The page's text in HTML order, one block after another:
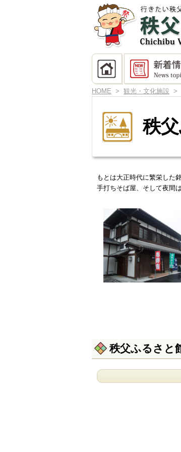
HOME > 観光・文化施設 >
秩
もとは大正時代に繁栄した
手打ちそば屋、 そして夜間
秩父ふるさと